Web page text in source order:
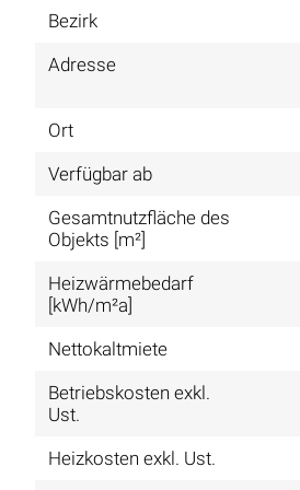
Bezirk
Adresse
Ort
Verfügbar ab
Gesamtnutzfläche des
Objekts [m²]
Heizwärmebedarf
[kWh/m²a]
Nettokaltmiete
Betriebskosten exkl.
Ust.
Heizkosten exkl. Ust.